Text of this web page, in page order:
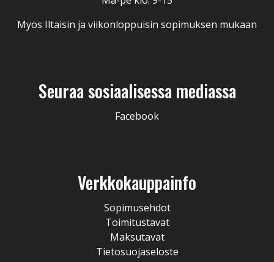
Myös Iltaisin ja viikonloppuisin sopimuksen mukaan
Seuraa sosiaalisessa mediassa
Facebook
Verkkokauppainfo
Sopimusehdot
Toimitustavat
Maksutavat
Tietosuojaseloste